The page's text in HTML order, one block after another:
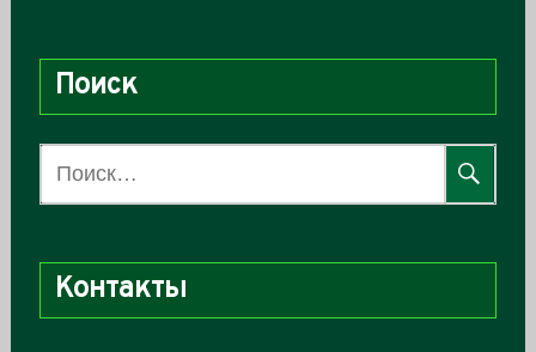
Поиск
т
:
Контакты